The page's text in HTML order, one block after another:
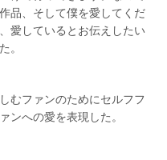
品、そして僕を愛してくだ
愛しているとお伝えしたい
。
むファンのためにセルフフ
ンへの愛を表現した。